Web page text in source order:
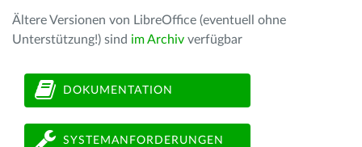
Ältere Versionen von LibreOffice (eventuell ohne
Unterstützung!) sind im Archiv verfügbar
DOKUMENTATION
SYSTEMANFORDERUNGEN